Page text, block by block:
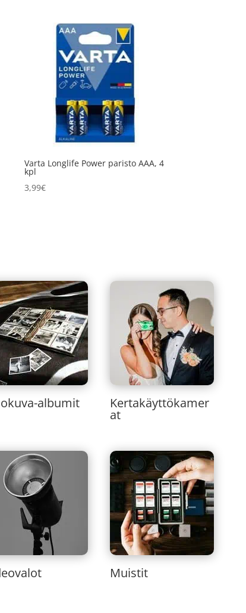
Varta Longlife Power paristo AAA, 4
kpl
3,99€
albumit Kertakäyttökamer
at
Muistit